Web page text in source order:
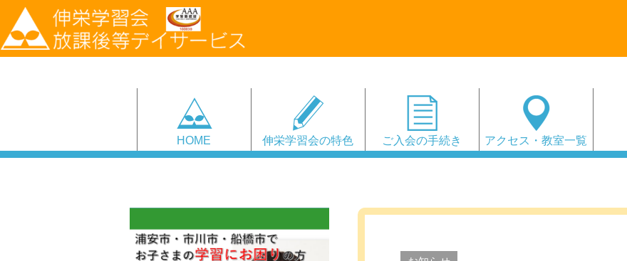
HOME 伸栄学習会の特色 ご入会の手続き アクセス・教室一覧